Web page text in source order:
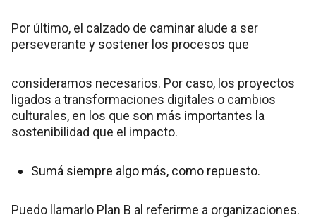
Por último, el calzado de caminar alude a ser
perseverante y sostener los procesos que
consideramos necesarios. Por caso, los proyectos
ligados a transformaciones digitales o cambios
culturales, en los que son más importantes la
sostenibilidad que el impacto.
Sumá siempre algo más, como repuesto.
Puedo llamarlo Plan B al referirme a organizaciones.